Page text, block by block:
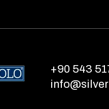
+90 543